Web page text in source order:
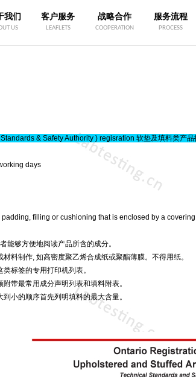
我们
US
客户服务
LEAFLETS
战略合作
COOPERATION
服务流程
PROCESS
& Safety Authority ) regisration 软垫及填料类产
days
filling or cushioning that is enclosed by a covering.
能够方便地阅读产品所含的成分。
料制作, 如高密度聚乙烯合成纸或聚酯薄膜。不得用纸。
标签的专用打印机列表。
带最常用成分声明列表和填料附表。
小的顺序首先列明填料的最大含量。